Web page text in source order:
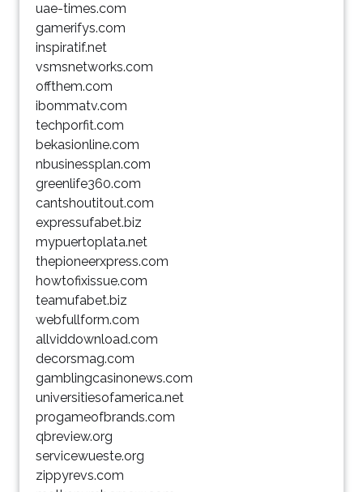
uae-times.com
gamerifys.com
inspiratif.net
vsmsnetworks.com
offthem.com
ibommatv.com
techporfit.com
bekasionline.com
nbusinessplan.com
greenlife360.com
cantshoutitout.com
expressufabet.biz
mypuertoplata.net
thepioneerxpress.com
howtofixissue.com
teamufabet.biz
webfullform.com
allviddownload.com
decorsmag.com
gamblingcasinonews.com
universitiesofamerica.net
progameofbrands.com
qbreview.org
servicewueste.org
zippyrevs.com